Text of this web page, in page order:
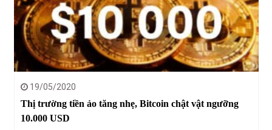
19/05/2020
Thị trường tiền ảo tăng nhẹ, Bitcoin chật vật ngưỡng
10.000 USD